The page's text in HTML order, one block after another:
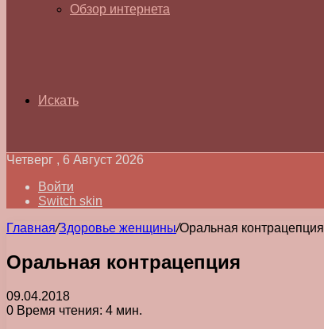
Обзор интернета
Искать
Четверг , 6 Август 2026
Войти
Switch skin
Главная/Здоровье женщины/Оральная контрацепция
Оральная контрацепция
09.04.2018
0 Время чтения: 4 мин.